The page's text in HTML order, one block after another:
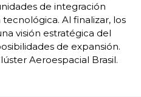
de integración
Al finalizar, los
visión estratégica del
de expansión.
Aeroespacial Brasil.